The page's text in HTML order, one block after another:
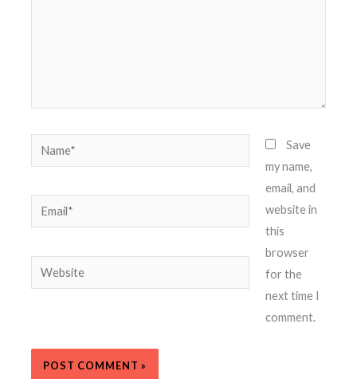
Name*
Email*
Website
Save
my name,
email, and
website in
this
browser
for the
next time I
comment.